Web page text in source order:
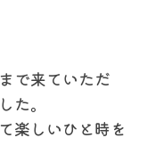
で来ていただ
た。
楽しいひと時を